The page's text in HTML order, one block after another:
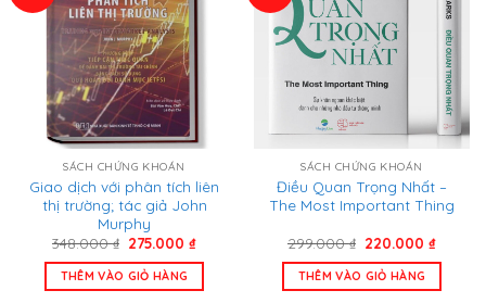
SÁCH CHỨNG KHOÁN
Giao dịch với phân tích liên
thị trường; tác giả John
Murphy
348.000₫ Giá
là:
348.000 ₫.
275.000₫Giá
tại
THÊM VÀO GIỎ HÀNG
SÁCH CHỨNG KHOÁN
Điều Quan Trọng Nhất –
The Most Important Thing
299.000₫ Giá
là:
299.000 ₫.
220.000₫Giá
tại
THÊM VÀO GIỎ HÀNG